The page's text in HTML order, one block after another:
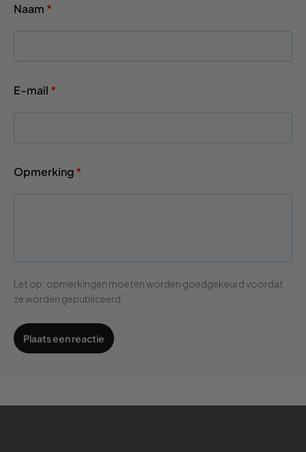
Naam *
E-mail *
Opmerking*
Let op: opmerkingen moeten worden goedgekeurd voordat
ze worden gepubliceerd.